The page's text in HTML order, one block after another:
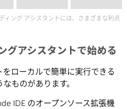
ィング アシスタントには、さまざまな利点
グアシスタントで始める
ローカルで簡単に実行できる
ものがあります。
IDE のオープンソース拡張機